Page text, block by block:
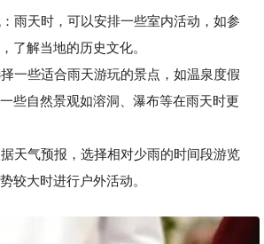
雨天时，可以安排一些室内活动，如参
了解当地的历史文化。
些适合雨天游玩的景点，如温泉度假
些自然景观如溶洞、瀑布等在雨天时更
气预报，选择相对少雨的时间段游览
较大时进行户外活动。